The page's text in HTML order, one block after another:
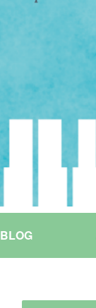
BLOG